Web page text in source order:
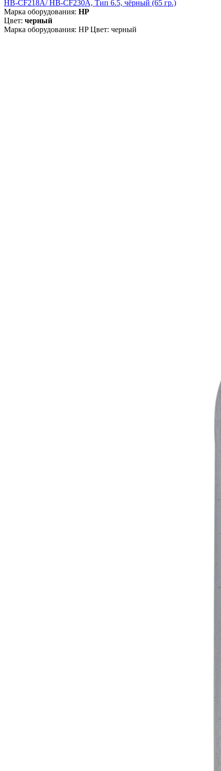
HB-CF218A/ HB-CF230A, Тип 6.5, чёрный (65 гр.)
Марка оборудования: HP
Цвет: черный
Марка оборудования: HP Цвет: черный